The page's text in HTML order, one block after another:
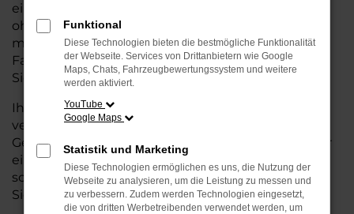
eine kostengünstige Alternative zum Neuwagen,
ohne auf Komfort und Qualität verzichten zu
müssen. Ob im Stadtverkehr oder für längere
Fahrten, der Golf überzeugt durch Fahrkomfort,
Sicherheit und Wirtschaftlichkeit.
Ihr VW Autohaus in Bremervörde ist Ihr
vertrauenswürdiger Partner, wenn es um
Gebrauchtwagen geht. Wir bieten Ihnen nicht nur
eine große Auswahl an geprüften Fahrzeugen,
sondern auch eine fachkundige Beratung, damit
Sie das für Sie passende Modell finden.
Funktional
Diese Technologien bieten die bestmögliche Funktionalität
der Webseite. Services von Drittanbietern wie Google
Maps, Chats, Fahrzeugbewertungssystem und weitere
werden aktiviert.
YouTube
Google Maps
Statistik und Marketing
Diese Technologien ermöglichen es uns, die Nutzung der
Webseite zu analysieren, um die Leistung zu messen und
zu verbessern. Zudem werden Technologien eingesetzt,
die von dritten Werbetreibenden verwendet werden, um